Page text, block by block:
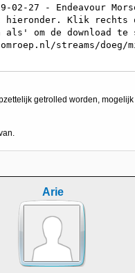
02-27 - Endeavour
Klik rechts
als' om de download te
streams/doeg/
getrolled worden,
Arie